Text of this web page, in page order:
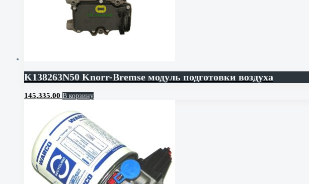
K138263N50 Knorr-Bremse модуль подготовки воздуха
145,335.00 В корзину